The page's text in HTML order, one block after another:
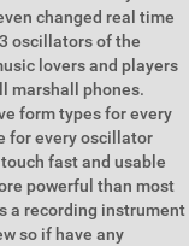
changed real time
oscillators of the
lovers and players
marshall phones.
form types for every
for every oscillator
fast and usable
powerful than most
a recording instrument
so if have any